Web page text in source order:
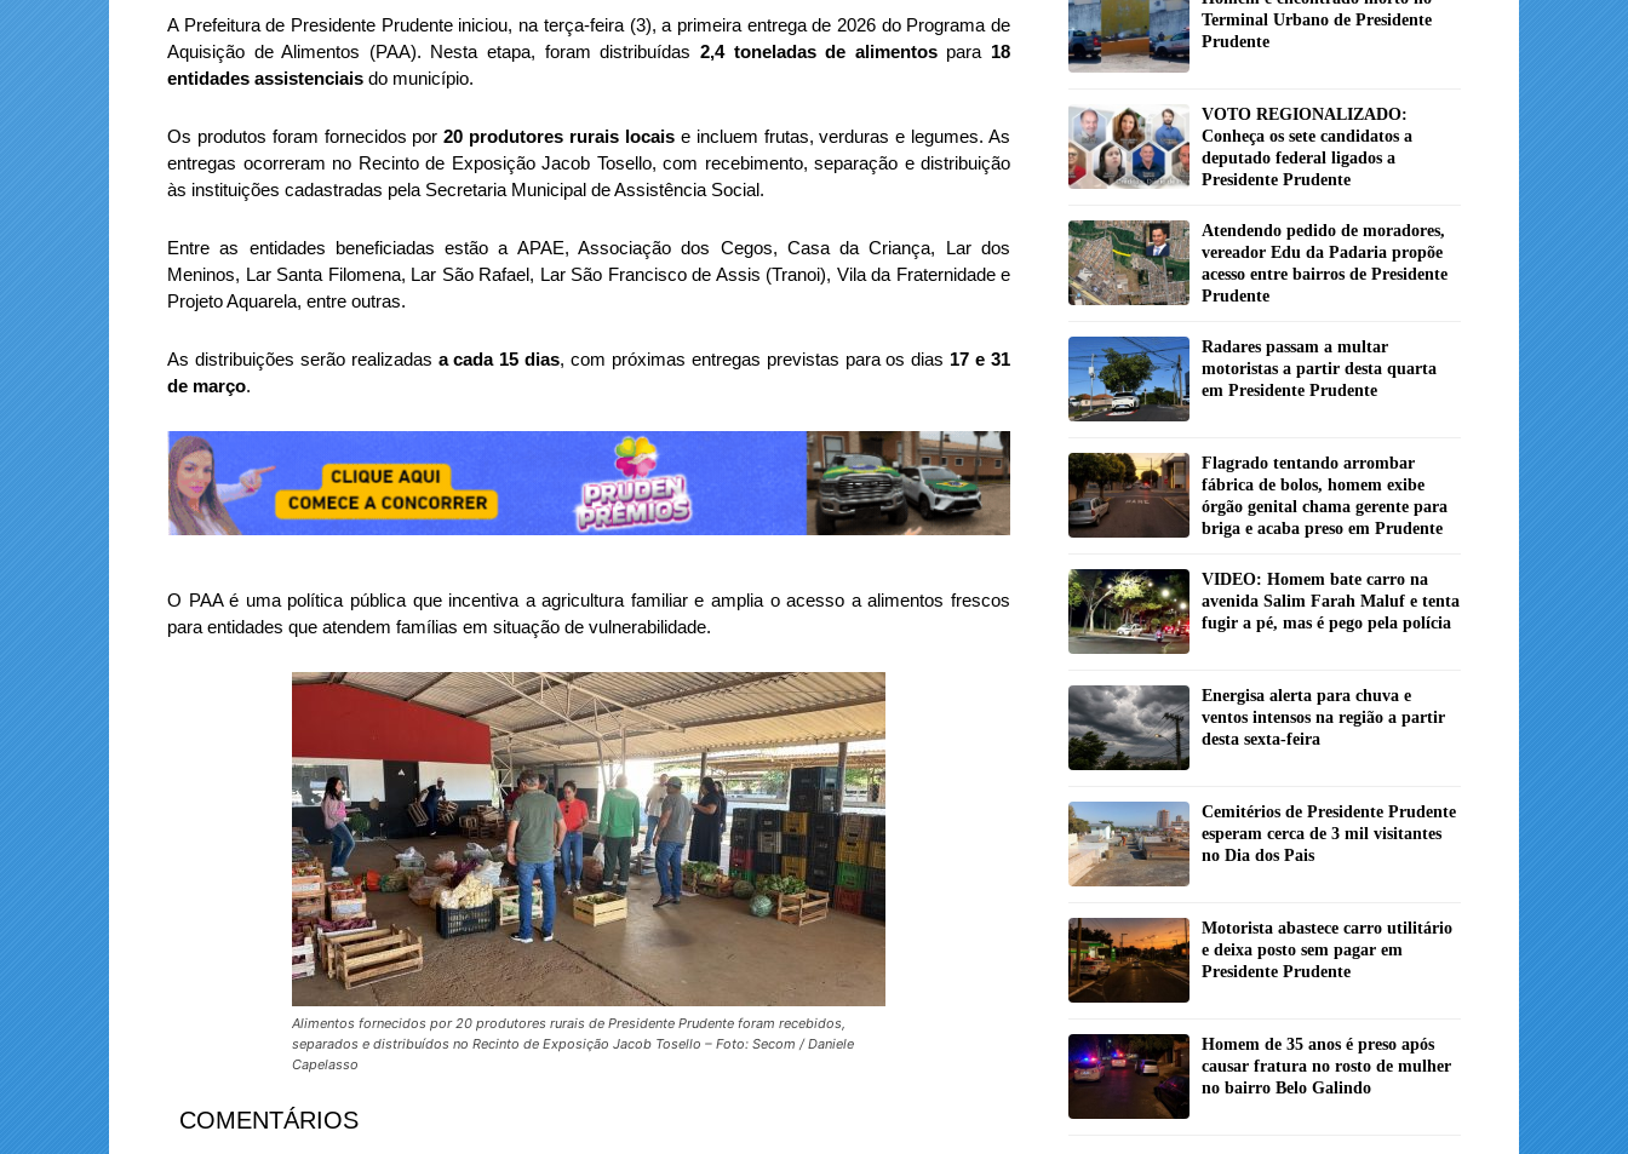
A Prefeitura de Presidente Prudente iniciou, na terça-feira (3), a primeira entrega de 2026 do Programa de
Aquisição de Alimentos (PAA). Nesta etapa, foram distribuídas 2,4 toneladas de alimentospara 18
entidades assistenciais do município.
Os produtos foram fornecidos por20 produtores rurais locaise incluem frutas, verduras e legumes. As
entregas ocorreram no Recinto de Exposição Jacob Tosello, com recebimento, separação e distribuição
às instituições cadastradas pela Secretaria Municipal de Assistência Social.
Entre as entidades beneficiadas estão a APAE, Associação dos Cegos, Casa da Criança, Lar dos
Meninos, Lar Santa Filomena, Lar São Rafael, Lar São Francisco de Assis (Tranoi), Vila da Fraternidade e
Projeto Aquarela, entre outras.
As distribuições serão realizadas a cada 15 dias, com próximas entregas previstas para os dias 17 e 31
de março.
O PAA é uma política pública que incentiva a agricultura familiar e amplia o acesso a alimentos frescos
para entidades que atendem famílias em situação de vulnerabilidade.
Alimentos fornecidos por 20 produtores rurais de Presidente Prudente foram recebidos,
separados e distribuídos no Recinto de Exposição Jacob Tosello – Foto: Secom / Daniele
Capelasso
COMENTÁRIOS
Terminal Urbano de Presidente
Prudente
VOTO REGIONALIZADO:
Conheça os sete candidatos a
deputado federal ligados a
Presidente Prudente
Atendendo pedido de moradores,
vereador Edu da Padaria propõe
acesso entre bairros de Presidente
Prudente
Radares passam a multar
motoristas a partir desta quarta
em Presidente Prudente
Flagrado tentando arrombar
fábrica de bolos, homem exibe
órgão genital chama gerente para
briga e acaba preso em Prudente
VIDEO: Homem bate carro na
avenida Salim Farah Maluf e tenta
fugir a pé, mas é pego pela polícia
Energisa alerta para chuva e
ventos intensos na região a partir
desta sexta-feira
Cemitérios de Presidente Prudente
esperam cerca de 3 mil visitantes
no Dia dos Pais
Motorista abastece carro utilitário
e deixa posto sem pagar em
Presidente Prudente
Homem de 35 anos é preso após
causar fratura no rosto de mulher
no bairro Belo Galindo